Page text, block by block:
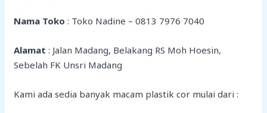
Nama Toko : Toko Nadine – 0813 7976 7040
Alamat : Jalan Madang, Belakang RS Moh Hoesin,
Sebelah FK Unsri Madang
Kami ada sedia banyak macam plastik cor mulai dari :